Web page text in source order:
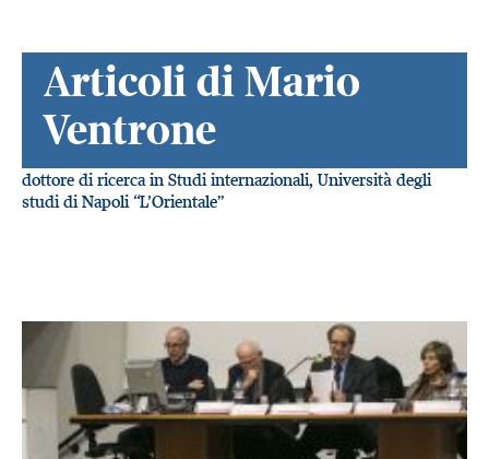
Articoli di Mario
Ventrone
dottore di ricerca in Studi internazionali, Università degli
studi di Napoli “L’Orientale”